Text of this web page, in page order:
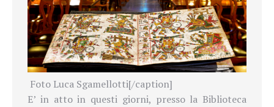
Foto Luca Sgamellotti[/caption]
E’ in atto in questi giorni, presso la Biblioteca